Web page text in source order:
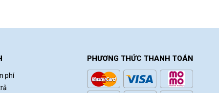
phí
PHƯƠNG THỨC THANH TOÁN